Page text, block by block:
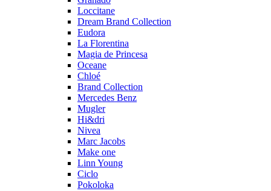
Loccitane
Dream Brand Collection
Eudora
La Florentina
Magia de Princesa
Oceane
Chloé
Brand Collection
Mercedes Benz
Mugler
Hi&dri
Nivea
Marc Jacobs
Make one
Linn Young
Ciclo
Pokoloka